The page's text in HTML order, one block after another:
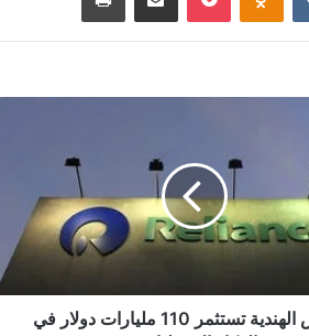
ريلاينس الهندية تستثمر 110 مليارات دولار في